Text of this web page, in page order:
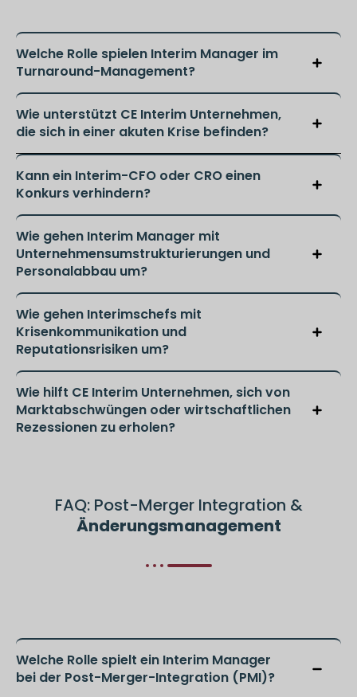
Welche Rolle spielen Interim Manager im
Turnaround-Management?
Wie unterstützt CE Interim Unternehmen,
die sich in einer akuten Krise befinden?
Kann ein Interim-CFO oder CRO einen
Konkurs verhindern?
Wie gehen Interim Manager mit
Unternehmensumstrukturierungen und
Personalabbau um?
Wie gehen Interimschefs mit
Krisenkommunikation und
Reputationsrisiken um?
Wie hilft CE Interim Unternehmen, sich von
Marktabschwüngen oder wirtschaftlichen
Rezessionen zu erholen?
FAQ: Post-Merger Integration &
Änderungsmanagement
Welche Rolle spielt ein Interim Manager
bei der Post-Merger-Integration (PMI)?